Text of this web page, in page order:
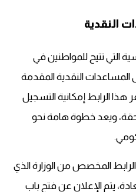
النقدية
التي تتيح للمواطنين في
النقدية المقدمة
هذا الرابط إمكانية التسجيل
ويعد خطوة هامة نحو
المخصص من الوزارة الذي
يتم الإعلان عن فتح باب